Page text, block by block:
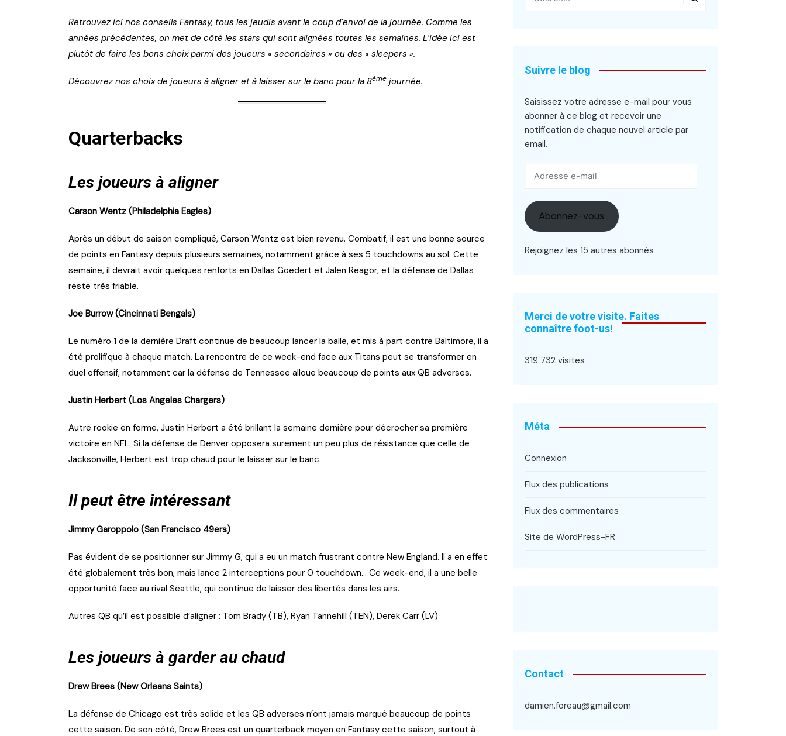
Retrouvez ici nos conseils Fantasy, tous les jeudis avant le coup d’envoi de la journée. Comme les
années précédentes, on met de côté les stars qui sont alignées toutes les semaines. L’idée ici est
plutôt de faire les bons choix parmi des joueurs « secondaires » ou des « sleepers ».
Découvrez nos choix de joueurs à aligner et à laisser sur le banc pour la 8ème journée.
Quarterbacks
Les joueurs à aligner
Carson Wentz (Philadelphia Eagles)
Après un début de saison compliqué, Carson Wentz est bien revenu. Combatif, il est une bonne source
de points en Fantasy depuis plusieurs semaines, notamment grâce à ses 5 touchdowns au sol. Cette
semaine, il devrait avoir quelques renforts en Dallas Goedert et Jalen Reagor, et la défense de Dallas
reste très friable.
Joe Burrow (Cincinnati Bengals)
Le numéro 1 de la dernière Draft continue de beaucoup lancer la balle, et mis à part contre Baltimore, il a
été prolifique à chaque match. La rencontre de ce week-end face aux Titans peut se transformer en
duel offensif, notamment car la défense de Tennessee alloue beaucoup de points aux QB adverses.
Justin Herbert (Los Angeles Chargers)
Autre rookie en forme, Justin Herbert a été brillant la semaine dernière pour décrocher sa première
victoire en NFL. Si la défense de Denver opposera surement un peu plus de résistance que celle de
Jacksonville, Herbert est trop chaud pour le laisser sur le banc.
Il peut être intéressant
Jimmy Garoppolo (San Francisco 49ers)
Pas évident de se positionner sur Jimmy G, qui a eu un match frustrant contre New England. Il a en effet
été globalement très bon, mais lance 2 interceptions pour 0 touchdown… Ce week-end, il a une belle
opportunité face au rival Seattle, qui continue de laisser des libertés dans les airs.
Autres QB qu’il est possible d’aligner : Tom Brady (TB), Ryan Tannehill (TEN), Derek Carr (LV)
Les joueurs à garder au chaud
Drew Brees (New Orleans Saints)
La défense de Chicago est très solide et les QB adverses n’ont jamais marqué beaucoup de points
cette saison. De son côté, Drew Brees est un quarterback moyen en Fantasy cette saison, surtout à
Suivre le blog
Saisissez votre adresse e-mail pour vous
abonner à ce blog et recevoir une
notification de chaque nouvel article par
email.
Abonnez-vous
Rejoignez les 15 autres abonnés
Merci de votre visite. Faites
connaître foot-us!
319 732 visites
Méta
Connexion
Flux des publications
Flux des commentaires
Site de WordPress-FR
Contact
damien.foreau@gmail.com